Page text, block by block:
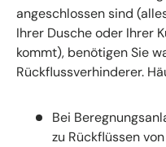
angeschlossen sind
Ihrer Dusche oder Ihrer
kommt), benötigen Sie
Rückflussverhinderer.
Bei
zu Rückflüssen